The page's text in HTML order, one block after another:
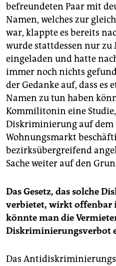
befreundeten Paar mit
Namen, welches zur
war, klappte es bereits
wurde stattdessen nur zu
eingeladen und hatte
immer noch nichts
der Gedanke auf, dass es
Namen zu tun haben
Kommilitonin eine
Diskriminierung auf dem
Wohnungsmarkt
bezirksübergreifend
Sache weiter auf den
Das Gesetz, das solche
verbietet, wirkt offenbar
könnte man die
Diskriminierungsverbot
Das